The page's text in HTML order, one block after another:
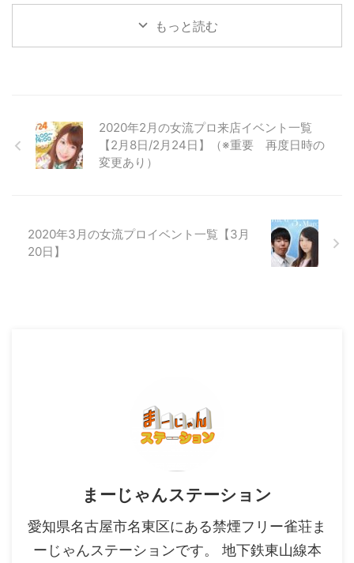
もっと読む
2020年2月の女流プロ来店イベント一覧
【2月8日/2月24日】（※重要 再度日時の
変更あり）
2020年3月の女流プロイベント一覧【3月
20日】
まーじゃんステーション
愛知県名古屋市名東区にある禁煙フリー雀荘ま
ーじゃんステーションです。 地下鉄東山線本